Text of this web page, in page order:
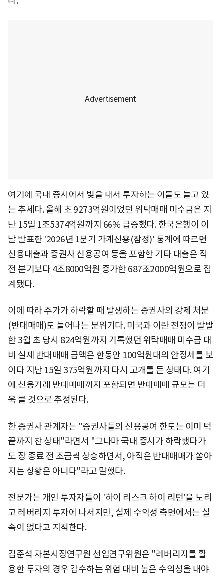
여기에 국내 증시에서 빚을 내서 투자하는 이들도 늘고 있
는 추세다. 올해 초 9273억원이었던 위탁매매 미수금은 지
난 15일 1조5374억원까지 66% 급증했다. 한국은행이 이
날 발표한 '2026년 1분기 가계신용(잠정)' 통계에 따르면
신용대출과 증권사 신용공여 등을 포함한 기타 대출은 직
전 분기보다 4조8000억원 증가한 687조2000억원으로 집
계됐다.
이에 따라 주가가 하락할 때 발생하는 증권사의 강제 처분
(반대매매)도 늘어나는 분위기다. 미국과 이란 전쟁이 발발
한 3월 초 당시 824억원까지 기록했던 위탁매매 미수금 대
비 실제 반대매매 금액은 한동안 100억원대의 안정세를 보
이다 지난 15일 375억원까지 다시 고개를 든 상태다. 여기
에 신용거래 반대매매까지 포함되면 반대매매 규모는 더
욱 클 것으로 추정된다.
한 증권사 관계자는 "증권사들의 신용공여 한도는 이미 턱
끝까지 찬 상태"라면서 "그나마 국내 증시가 하락했다가
도 장 종료 전 조금씩 상승하면서, 아직은 반대매매가 쏟아
지는 상황은 아니다"라고 말했다.
전문가는 개인 투자자들이 '하이 리스크 하이 리턴'을 노리
고 레버리지 투자에 나서지만, 실제 수익성 측면에서는 실
속이 없다고 지적한다.
김준석 자본시장연구원 선임연구위원은 "레버리지를 활
용한 투자의 경우 감수하는 위험 대비 높은 수익성을 내야